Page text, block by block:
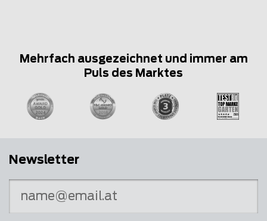
Mehrfach ausgezeichnet und immer am
Puls des Marktes
Newsletter